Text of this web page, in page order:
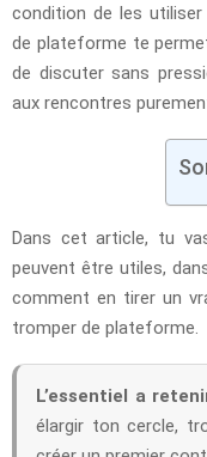
condition de les
de plateforme te
de discuter sans
aux rencontres
Dans cet article, tu
peuvent être utiles,
comment en tirer un
tromper de plateforme.
L’essentiel a
élargir ton cercle,